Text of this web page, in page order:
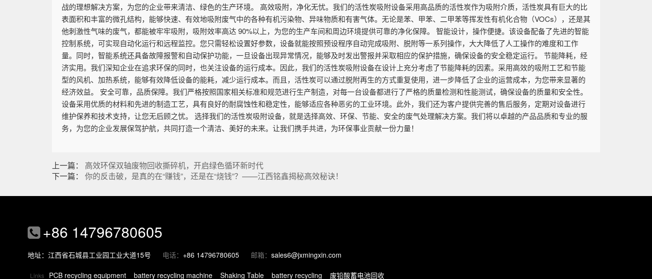
战的理想解决方案，为您的企业带来清洁、绿色的生产环境。 高效吸附，净化无忧。我们的活性炭吸附设备采用高品质的活性炭作为吸附介质，活性炭具有巨大的比
表面积和丰富的微孔结构，能够快速、有效地吸附废气中的各种有机污染物、异味物质和有害气体。无论是苯、甲苯、二甲苯等挥发性有机化合物（VOCs），还是其
他刺激性气味的废气，都能被牢牢吸附，吸附效率高达 90%以上，为您的生产车间和周边环境提供可靠的净化保障。 智能设计，操作便捷。该设备配备了先进的智能
控制系统，可实现自动化运行和远程监控。您只需轻松设置好参数，设备就能按照预设程序自动完成吸附、脱附等一系列操作，大大降低了人工操作的难度和工作
量。同时，智能系统还具备故障报警和自动保护功能，一旦设备出现异常情况，能够及时发出警报并采取相应的保护措施，确保设备的安全稳定运行。 节能降耗，经
济实用。我们深知企业在追求环保的同时，也关注设备的运行成本。因此，我们的活性炭吸附设备在设计上充分考虑了节能降耗的因素。采用高效的吸附工艺和节能
型的风机、加热系统，能够有效降低设备的能耗，减少运行成本。而且，活性炭可以通过脱附再生的方式重复使用，进一步降低了企业的运营成本，为您带来显著的
经济效益。 安全可靠，品质保障。我们严格按照国家相关标准和规范进行生产制造，对每一台设备都进行了严格的质量检测和性能测试，确保设备的质量和安全性。
设备采用优质的材料和先进的制造工艺，具有良好的耐腐蚀性和稳定性，能够适应各种恶劣的工业环境。此外，我们还为客户提供完善的售后服务，定期对设备进行
维护保养和技术支持，让您无后顾之忧。 选择我们的活性炭吸附设备，就是选择高效、环保、节能、安全的废气处理解决方案。我们将以卓越的产品品质和专业的服
务，为您的企业发展保驾护航，共同打造一个清洁、美好的未来。让我们携手共进，为环保事业贡献一份力量！
上一篇： 高效环保双轴废物回收撕碎机，开启绿色循环新时代
下一篇： 你的反击破，是真的在“赚钱”，还是在“烧钱”？——江西铭鑫揭秘高效秘诀！
+86 14796780605
地址：江西省石城县工业园工业大道15号 电话： +86 14796780605 邮箱： sales6@jxmingxin.com
Links PCB recycling equipment battery recycling machine Shaking Table battery recycling 废铅酸蓄电池回收